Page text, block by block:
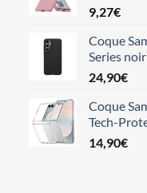
9,27€
Coque
Series
24,90€
Coque
Tech-
14,90€